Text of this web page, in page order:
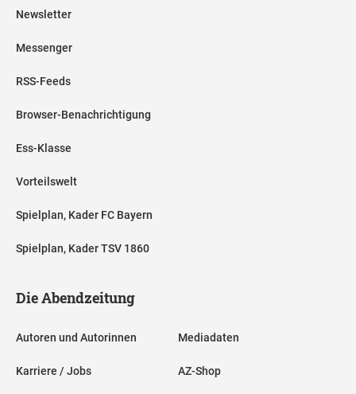
Newsletter
Messenger
RSS-Feeds
Browser-Benachrichtigung
Ess-Klasse
Vorteilswelt
Spielplan, Kader FC Bayern
Spielplan, Kader TSV 1860
Die Abendzeitung
Autoren und Autorinnen
Karriere / Jobs
Mediadaten
AZ-Shop